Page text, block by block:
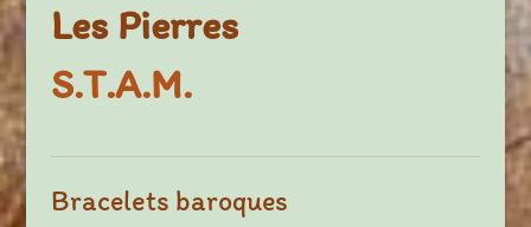
Les Pierres
S.T.A.M.
Bracelets baroques